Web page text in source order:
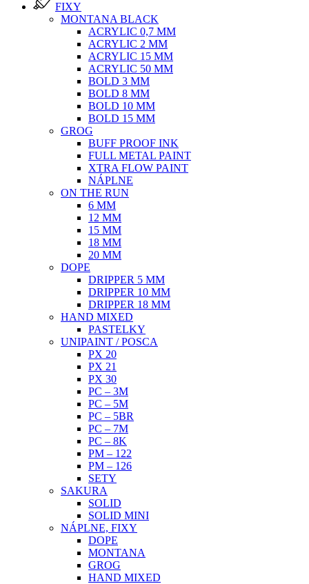
FIXY
MONTANA BLACK
ACRYLIC 0,7 MM
ACRYLIC 2 MM
ACRYLIC 15 MM
ACRYLIC 50 MM
BOLD 3 MM
BOLD 8 MM
BOLD 10 MM
BOLD 15 MM
GROG
BUFF PROOF INK
FULL METAL PAINT
XTRA FLOW PAINT
NÁPLNE
ON THE RUN
6 MM
12 MM
15 MM
18 MM
20 MM
DOPE
DRIPPER 5 MM
DRIPPER 10 MM
DRIPPER 18 MM
HAND MIXED
PASTELKY
UNIPAINT / POSCA
PX 20
PX 21
PX 30
PC – 3M
PC – 5M
PC – 5BR
PC – 7M
PC – 8K
PM – 122
PM – 126
SETY
SAKURA
SOLID
SOLID MINI
NÁPLNE, FIXY
DOPE
MONTANA
GROG
HAND MIXED